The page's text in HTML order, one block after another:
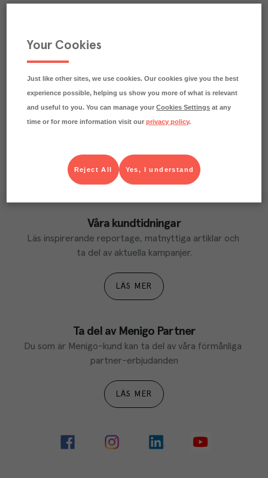
Varje kilo av varan påverkar klimatet motsvarande
utsläppen av 45.9 kg koldioxid.
Våra kundtidningar
Läs inspirerande reportage, matnyttiga artiklar och
ta del av aktuella kampanjer.
LÄS MER
Ta del av Menigo Partner
Du som är Menigo-kund kan ta del av våra förmånliga
partner-erbjudanden
LÄS MER
Your Cookies
Just like other sites, we use cookies. Our cookies give you the best
experience possible, helping us show you more of what is relevant
and useful to you. You can manage yourCookies Settings at any
time or for more information visit ourprivacy policy.
Yes, I understand
Reject All